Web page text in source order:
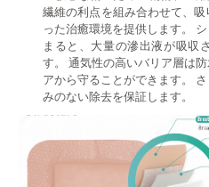
繊維の利点を組み合わせて、
った治癒環境を提供します。
まると、大量の滲出液が吸収
す。 通気性の高いバリア層は
アから守ることができます。
みのない除去を保証します。